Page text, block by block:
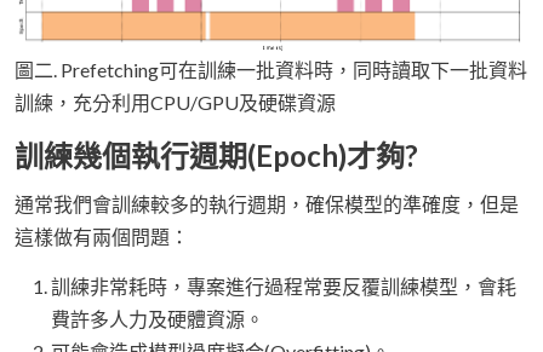
圖二. Prefetching可在訓練一批資料時，同時讀取下一批資料
訓練，充分利用CPU/GPU及硬碟資源
訓練幾個執行週期(Epoch)才夠?
通常我們會訓練較多的執行週期，確保模型的準確度，但是
這樣做有兩個問題：
訓練非常耗時，專案進行過程常要反覆訓練模型，會耗
費許多人力及硬體資源。